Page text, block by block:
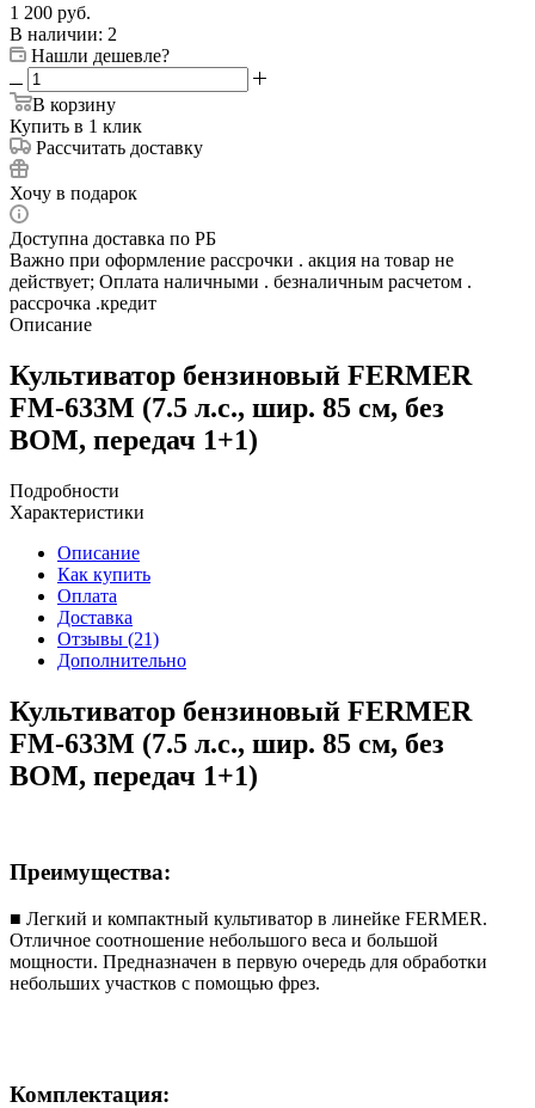
1 200 руб.
В наличии: 2
Нашли дешевле?
В корзину
Купить в 1 клик
Рассчитать доставку
Хочу в подарок
Доступна доставка по РБ
Важно при оформление рассрочки . акция на товар не
действует; Оплата наличными . безналичным расчетом .
рассрочка .кредит
Описание
Культиватор бензиновый FERMER
FM-633M (7.5 л.с., шир. 85 см, без
ВОМ, передач 1+1)
Подробности
Характеристики
Описание
Как купить
Оплата
Доставка
Отзывы (21)
Дополнительно
Культиватор бензиновый FERMER
FM-633M (7.5 л.с., шир. 85 см, без
ВОМ, передач 1+1)
Преимущества:
■ Легкий и компактный культиватор в линейке FERMER.
Отличное соотношение небольшого веса и большой
мощности. Предназначен в первую очередь для обработки
небольших участков с помощью фрез.
Комплектация: